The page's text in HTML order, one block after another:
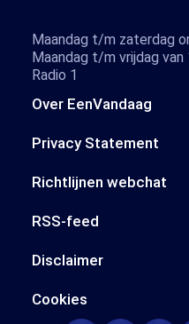
Over EenVandaag
Privacy Statement
Richtlijnen webchat
RSS-feed
Disclaimer
Cookies
Maandag t/m zaterdag
Maandag t/m vrijdag
Radio 1